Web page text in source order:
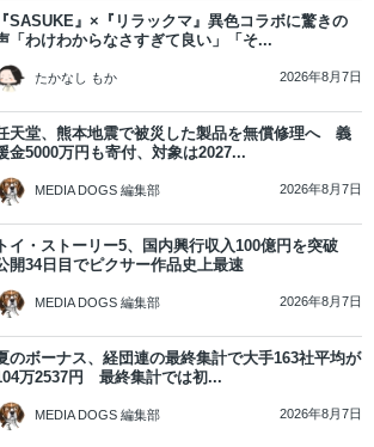
『SASUKE』×『リラックマ』異色コラボに驚きの
「わけわからなさすぎて良い」「そ...
たかなし もか 2026年8月7日
天堂、熊本地震で被災した製品を無償修理へ 義
金5000万円も寄付、対象は2027...
MEDIA DOGS 編集部 2026年8月7日
トイ・ストーリー5、国内興行収入100億円を突破
開34日目でピクサー作品史上最速
MEDIA DOGS 編集部 2026年8月7日
のボーナス、経団連の最終集計で大手163社平均が
万2537円 最終集計では初...
MEDIA DOGS 編集部 2026年8月7日